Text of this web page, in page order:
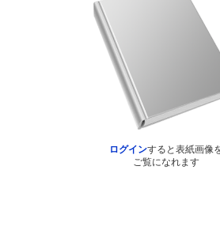
ログインすると表紙画像
ご覧になれます